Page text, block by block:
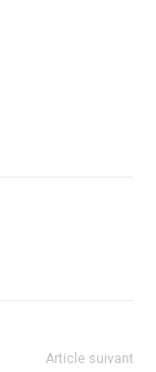
Article suivant